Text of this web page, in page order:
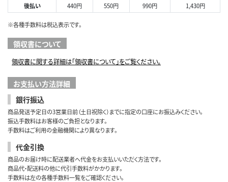
後払い
440円 550円 990円 1,430円
※各種手数料は税込表示です。
領収書について
領収書に関する詳細は「領収書について」をご覧ください。
お支払い方法詳細
銀行振込
商品発送予定日の3営業日前（土日祝除く）までに指定の口座にお振込みください。
振込手数料はお客様のご負担となります。
手数料はご利用の金融機関により異なります。
代金引換
商品のお届け時に配送業者へ代金をお支払いいただく方法です。
商品代・配送料の他に代引手数料がかかります。
手数料は左の各種手数料一覧をご確認ください。